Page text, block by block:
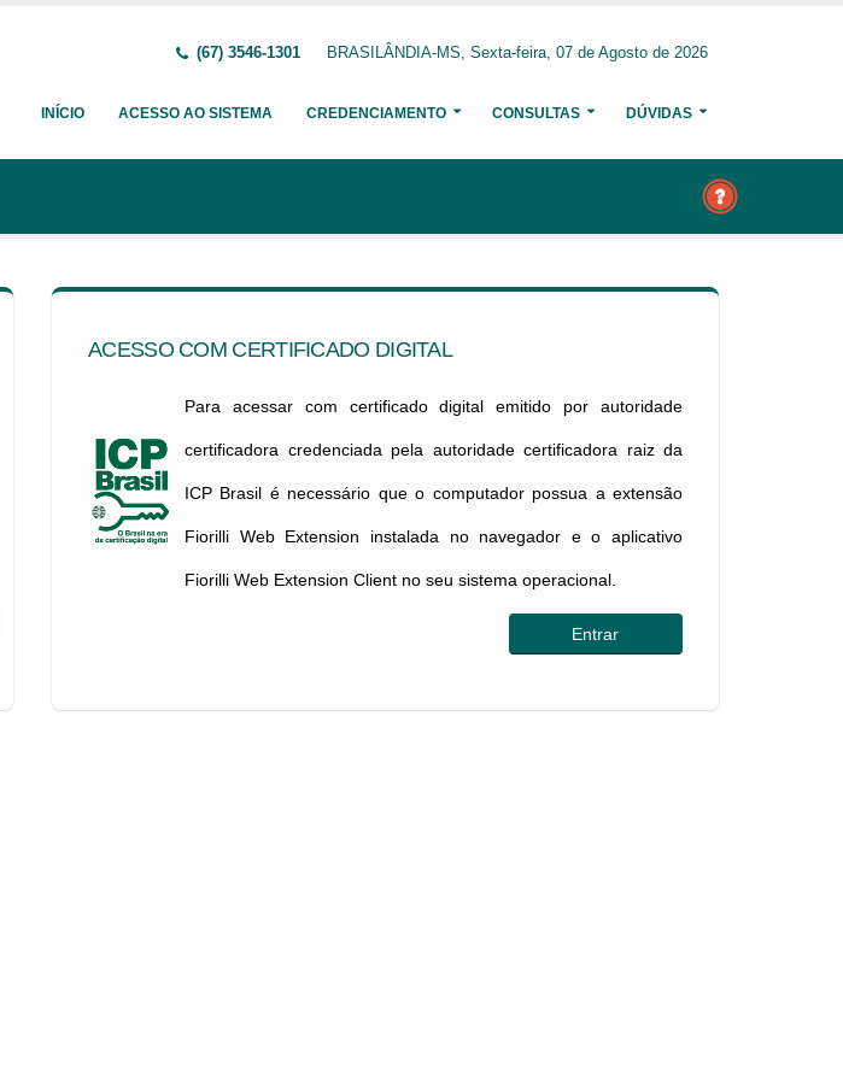
(67) 3546-1301 BRASILÂNDIA-MS, Sexta-feira, 07 de Agosto de 2026
INÍCIO ACESSO AO SISTEMA CREDENCIAMENTO CONSULTAS DÚVIDAS
ACESSO COM CERTIFICADO DIGITAL
Para acessar com certificado digital emitido por autoridade
certificadora credenciada pela autoridade certificadora raiz da
ICP Brasil é necessário que o computador possua a extensão
Fiorilli Web Extension instalada no navegador e o aplicativo
Fiorilli Web Extension Client no seu sistema operacional.